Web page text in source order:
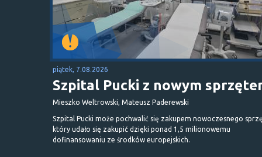
piątek, 7.08.2026
Szpital Pucki z nowym
Mieszko Weltrowski, Mateusz Paderewski
Szpital Pucki może pochwalić się zakupem nowoczesnego
który udało się zakupić dzięki ponad 1,5 milionowemu
dofinansowaniu ze środków europejskich.